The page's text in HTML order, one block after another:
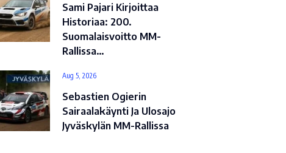
Sami Pajari Kirjoittaa
Historiaa: 200.
Suomalaisvoitto MM-
Rallissa…
Aug 5, 2026
Sebastien Ogierin
Sairaalakäynti Ja Ulosajo
Jyväskylän MM-Rallissa